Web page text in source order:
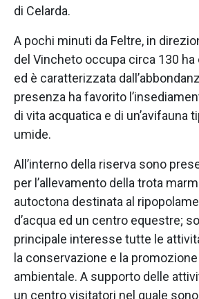
di Celarda.
A pochi minuti da Feltre, in
del Vincheto occupa circa 130 ha
ed è caratterizzata
presenza ha favorito
di vita acquatica e di un’avifauna
umide.
All’interno della riserva sono
per l’allevamento della trota
autoctona destinata al
d’acqua ed un centro equestre;
principale interesse tutte le
la conservazione e la
ambientale. A supporto delle
un centro visitatori nel quale